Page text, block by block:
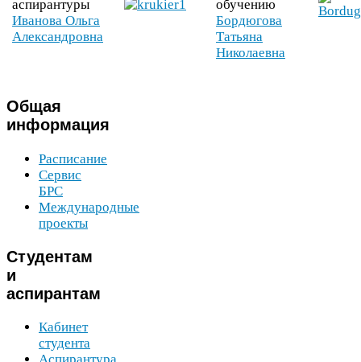
аспирантуры
Иванова Ольга
Александровна
обучению
Бордюгова
Татьяна
Николаевна
Общая
информация
Расписание
Сервис
БРС
Международные
проекты
Студентам
и
аспирантам
Кабинет
студента